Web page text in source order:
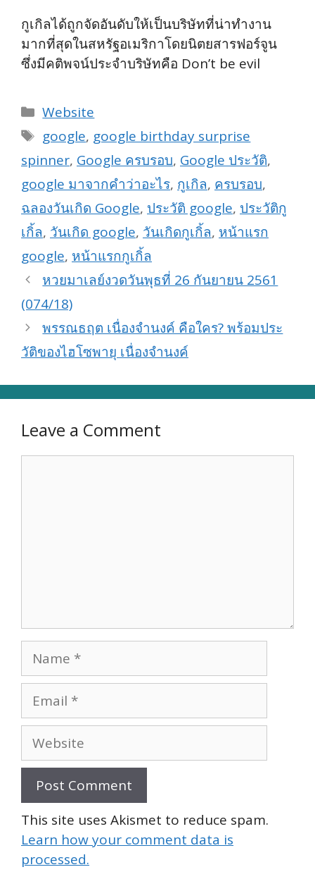
กูเกิลได้ถูกจัดอันดับให้เป็นบริษัทที่น่าทำงาน
มากที่สุดในสหรัฐอเมริกาโดยนิตยสารฟอร์จูน
ซึ่งมีคติพจน์ประจำบริษัทคือ Don’t be evil
Categories
Website
Tags
google, google birthday surprise
spinner, Google ครบรอบ, Google ประวัติ,
google มาจากคําว่าอะไร, กูเกิล, ครบรอบ,
ฉลองวันเกิด Google, ประวัติ google, ประวัติกู
เกิ้ล, วันเกิด google, วันเกิดกูเกิ้ล, หน้าแรก
google, หน้าแรกกูเกิ้ล
หวยมาเลย์งวดวันพุธที่ 26 กันยายน 2561
(074/18)
พรรณธฤต เนื่องจำนงค์ คือใคร? พร้อมประ
วัติของไฮโซพายุ เนื่องจำนงค์
Leave a Comment
Name
Email
Website
This site uses Akismet to reduce spam.
Learn how your comment data is
processed.